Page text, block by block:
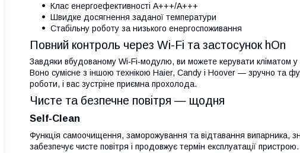
Клас енергоефективності A+++/A+++
Швидке досягнення заданої температури
Стабільну роботу за низького енергоспоживання
Повний контроль через Wi-Fi та застосунок hOn
Завдяки вбудованому Wi-Fi-модулю, ви можете керувати кліматом у
Воно сумісне з іншою технікою Haier, Candy і Hoover — зручно та
роботи, і вас зустріне приємна прохолода.
Чисте та безпечне повітря — щодня
Self-Clean
Функція самоочищення, заморожування та відтавання випарника,
забезпечує чисте повітря і продовжує термін експлуатації пристрою.